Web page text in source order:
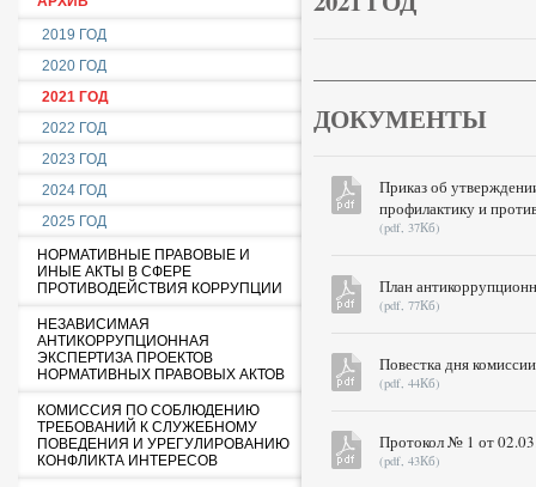
2019 ГОД
2020 ГОД
2021 ГОД
2022 ГОД
2023 ГОД
2024 ГОД
2025 ГОД
НОРМАТИВНЫЕ ПРАВОВЫЕ И
ИНЫЕ АКТЫ В СФЕРЕ
ПРОТИВОДЕЙСТВИЯ КОРРУПЦИИ
НЕЗАВИСИМАЯ
АНТИКОРРУПЦИОННАЯ
ЭКСПЕРТИЗА ПРОЕКТОВ
НОРМАТИВНЫХ ПРАВОВЫХ АКТОВ
КОМИССИЯ ПО СОБЛЮДЕНИЮ
ТРЕБОВАНИЙ К СЛУЖЕБНОМУ
ПОВЕДЕНИЯ И УРЕГУЛИРОВАНИЮ
КОНФЛИКТА ИНТЕРЕСОВ
ДОКУМЕНТЫ
Приказ об
профилактику и
(pdf, 37Кб)
План
(pdf, 77Кб)
Повестка дня
(pdf, 44Кб)
Протокол № 1 от
(pdf, 43Кб)